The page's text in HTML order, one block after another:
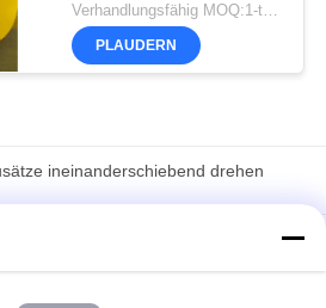
Verhandlungsfähig MOQ:1-teilig
PLAUDERN
ineinanderschiebend drehen
Härte-Felsen-Bohrungs-Eimer
Drehschneider-Auswahl